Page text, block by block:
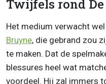
Twijfels rond
Het medium verwacht
Bruyne, die gebrand zou
te maken. Dat de
blessures heel wat
voordeel. Hij zal immers